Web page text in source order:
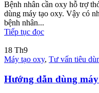
Bệnh nhân cần oxy hỗ trợ
dùng máy tạo oxy. Vậy có
bệnh nhân...
Tiếp tục đọc
18 Th9
Máy tạo oxy, Tư vấn tiêu
Hướng dẫn dùng